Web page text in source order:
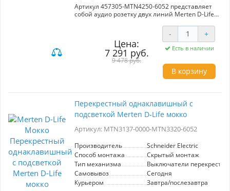
Артикул 457305-MTN4250-6052 представляет
собой аудио розетку двух линий Merten D-Life в
Schneider Electric. Эта розетка предназначена
для установки в домашних или офисных
условиях и обеспечивает надежное
соединение аудиоприемников. Благодаря
современному дизайну и
высококачественным материалам, она
отлично вписывается в любой интерьер,
элегантность. Компактные размеры и простота
установки делают эту модель идеальным
выбором как для опытных пользователей, так
и для новичков. Удобство эксплуатации и
качеством от известного производителя
удовлетворение от использования.
Обладатели данной модели оценят отличную
звукопередачу и стильный внешний вид,
который украсит любое помещение.
Цена:
7 291 руб.
9 478 руб.
- +
Есть в наличии
В корзину
Перекрестный однаклавишный с
подсветкой Merten D-Life мокко
Артикул: MTN3137-0000-MTN3320-6052
Производитель
Schneider Electric
Способ монтажа
Скрытый монтаж
Тип механизма
Выключатели
Самовывоз
Сегодня
Курьером
Завтра/послезавтра